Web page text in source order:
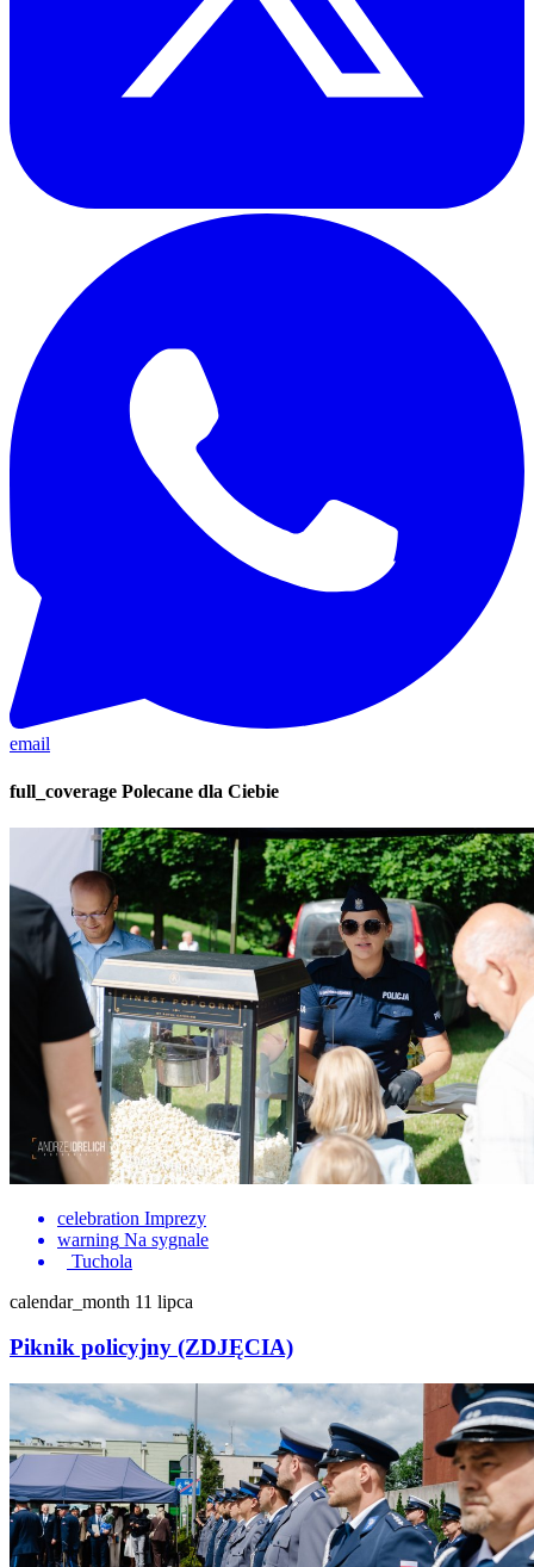
email
full_coverage Polecane dla Ciebie
celebration Imprezy
warning Na sygnale
Tuchola
calendar_month 11 lipca
Piknik policyjny (ZDJĘCIA)